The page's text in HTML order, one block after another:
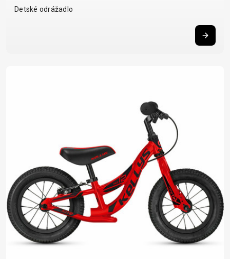
Detské odrážadlo